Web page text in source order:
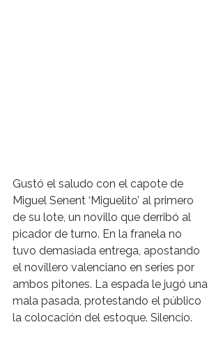
Gustó el saludo con el capote de
Miguel Senent ‘Miguelito’ al primero
de su lote, un novillo que derribó al
picador de turno. En la franela no
tuvo demasiada entrega, apostando
el novillero valenciano en series por
ambos pitones. La espada le jugó una
mala pasada, protestando el público
la colocación del estoque. Silencio.